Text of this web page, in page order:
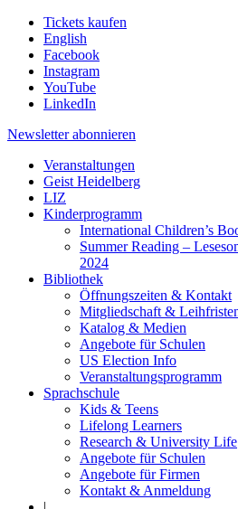
Tickets kaufen
English
Facebook
Instagram
YouTube
LinkedIn
Newsletter abonnieren
Veranstaltungen
Geist Heidelberg
LIZ
Kinderprogramm
International Children’s
Summer Reading –
2024
Bibliothek
Öffnungszeiten & Kontakt
Mitgliedschaft &
Katalog & Medien
Angebote für Schulen
US Election Info
Veranstaltungsprogramm
Sprachschule
Kids & Teens
Lifelong Learners
Research & University Life
Angebote für Schulen
Angebote für Firmen
Kontakt & Anmeldung